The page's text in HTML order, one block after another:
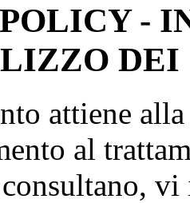
-
DEI
attiene
al